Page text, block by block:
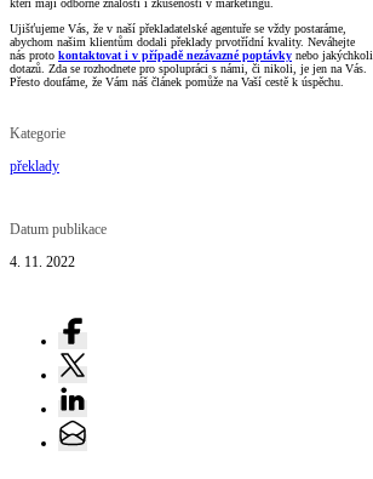
kteří mají odborné znalosti i zkušenosti v marketingu.
Ujišťujeme Vás, že v naší překladatelské agentuře se vždy postaráme,
abychom našim klientům dodali překlady prvotřídní kvality. Neváhejte
nás proto kontaktovat i v případě nezávazné poptávky nebo jakýchkoli
dotazů. Zda se rozhodnete pro spolupráci s námi, či nikoli, je jen na Vás.
Přesto doufáme, že Vám náš článek pomůže na Vaší cestě k úspěchu.
Kategorie
překlady
Datum publikace
4. 11. 2022